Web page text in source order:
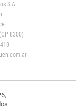
S.A
8300)